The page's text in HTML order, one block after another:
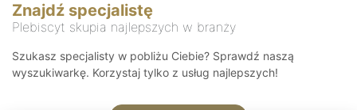
Znajdź specjalistę
Plebiscyt skupia najlepszych w branży
Szukasz specjalisty w pobliżu Ciebie? Sprawdź naszą
wyszukiwarkę. Korzystaj tylko z usług najlepszych!